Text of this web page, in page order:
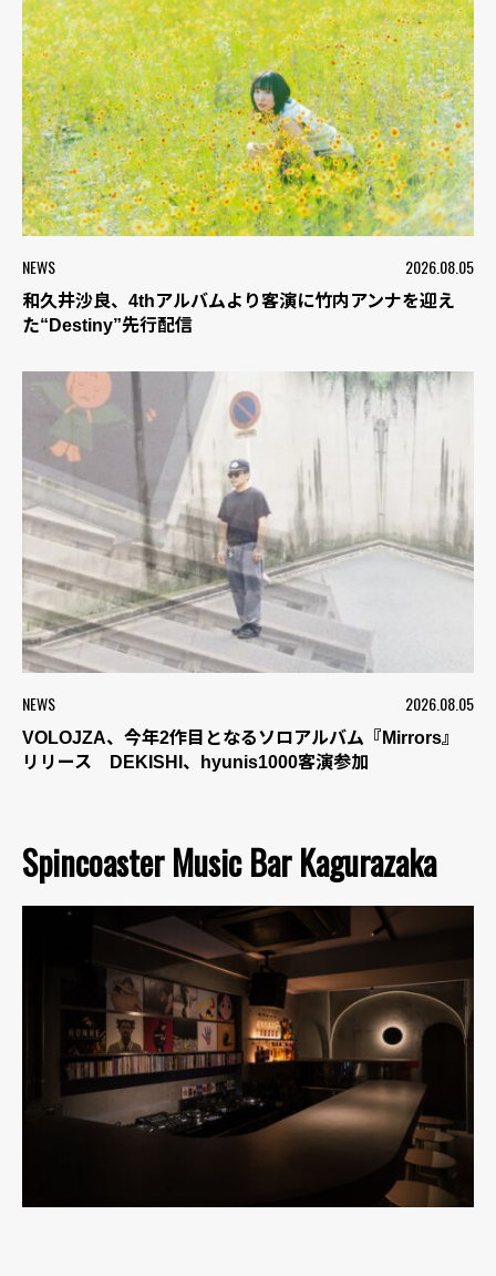
NEWS 2026.08.05
和久井沙良、4thアルバムより客演に竹内アンナを迎え
た“Destiny”先行配信
NEWS 2026.08.05
VOLOJZA、今年2作目となるソロアルバム『Mirrors』
リリース DEKISHI、hyunis1000客演参加
Spincoaster Music Bar Kagurazaka